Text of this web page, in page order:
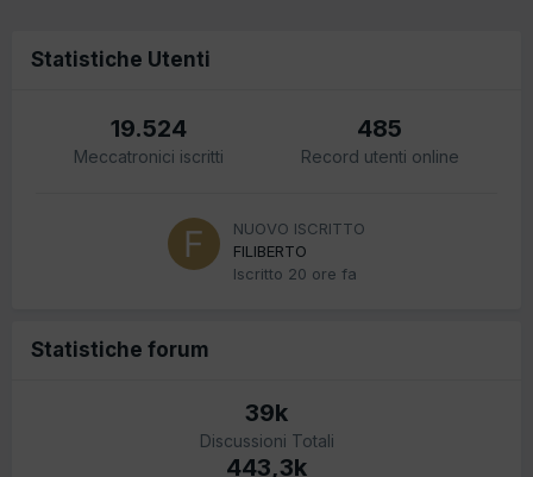
Statistiche Utenti
19.524
Meccatronici iscritti
485
Record utenti online
NUOVO ISCRITTO
FILIBERTO
Iscritto 20 ore fa
Statistiche forum
39k
Discussioni Totali
443,3k